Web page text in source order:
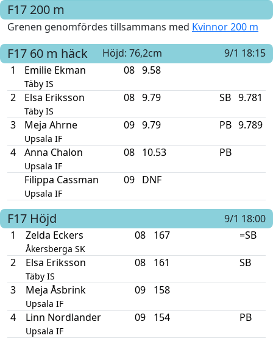
F17 200 m
Grenen genomfördes tillsammans med Kvinnor 200 m
F17 60 m häck Höjd: 76,2cm
9/1 18:15
1
Emilie Ekman
Täby IS
08 9.58
2 Elsa Eriksson
Täby IS
08 9.79 SB 9.781
3 Meja Ahrne
Upsala IF
09 9.79 PB 9.789
4 Anna Chalon
Upsala IF
08 10.53 PB
Filippa Cassman
Upsala IF
09 DNF
F17 Höjd
9/1 18:00
1
Zelda Eckers
Åkersberga SK
08 167 =SB
2 Elsa Eriksson
Täby IS
08 161 SB
3 Meja Åsbrink
Upsala IF
09 158
4 Linn Nordlander
Upsala IF
09 154 PB